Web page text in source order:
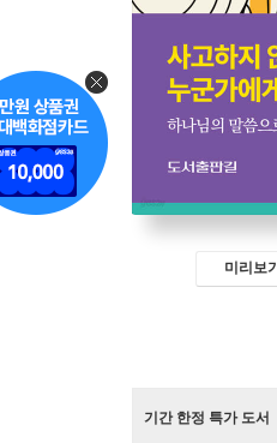
미리보기
기간 한정 특가 도서